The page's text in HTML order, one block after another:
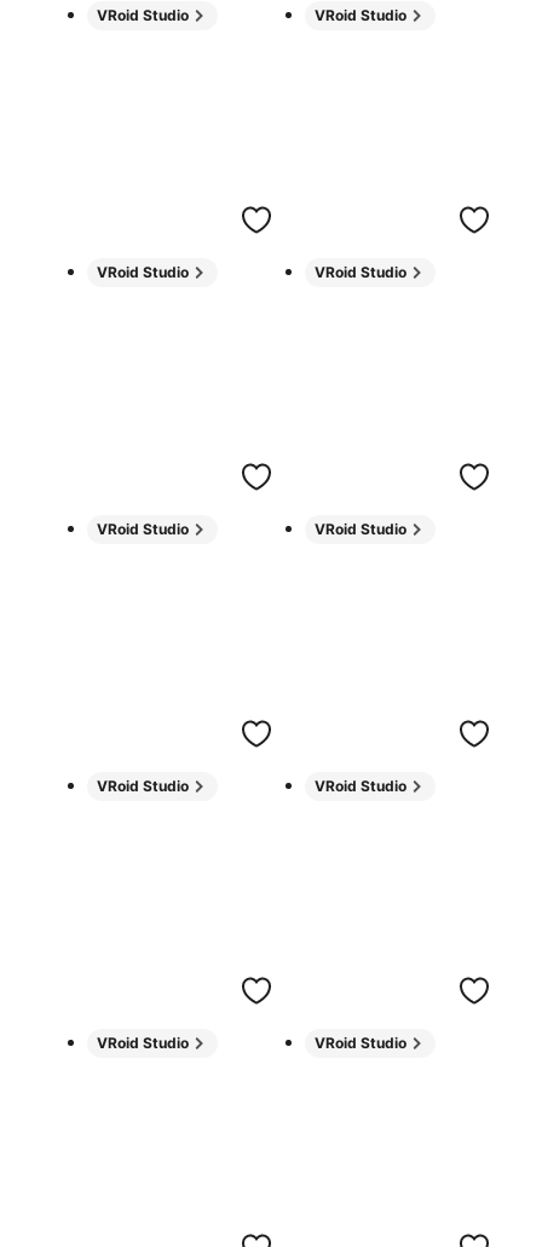
VRoid Studio VRoid Studio
VRoid Studio VRoid Studio
VRoid Studio VRoid Studio
VRoid Studio VRoid Studio
VRoid Studio VRoid Studio